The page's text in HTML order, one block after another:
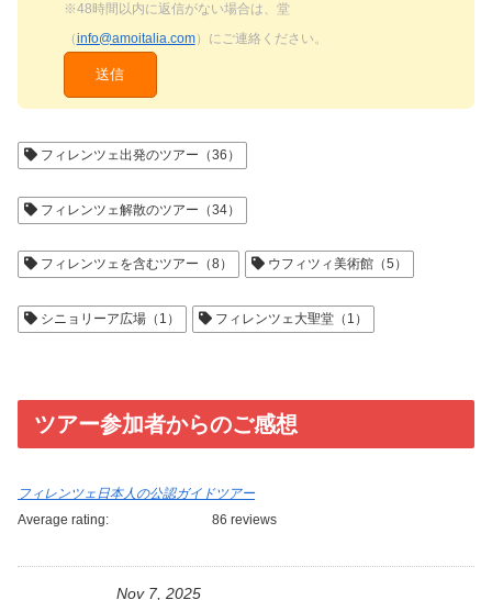
※48時間以内に返信がない場合は、堂
（info@amoitalia.com）にご連絡ください。
フィレンツェ出発のツアー（36）
フィレンツェ解散のツアー（34）
フィレンツェを含むツアー（8） ウフィツィ美術館（5）
シニョリーア広場（1） フィレンツェ大聖堂（1）
ツアー参加者からのご感想
フィレンツェ日本人の公認ガイドツアー
Average rating:
86 reviews
Nov 7, 2025